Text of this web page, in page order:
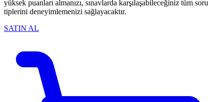
yüksek puanları almanızı, sınavlarda karşılaşabileceğiniz tüm soru
tiplerini deneyimlemenizi sağlayacaktır.
SATIN AL